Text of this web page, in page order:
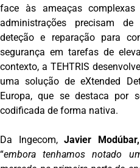
face às ameaças
administrações precisam
deteção e reparação para
segurança em tarefas de
contexto, a TEHTRIS
uma solução de eXtended
Europa, que se destaca por
codificada de forma nativa.
Da Ingecom,Javier Modúbar,
“embora tenhamos notado